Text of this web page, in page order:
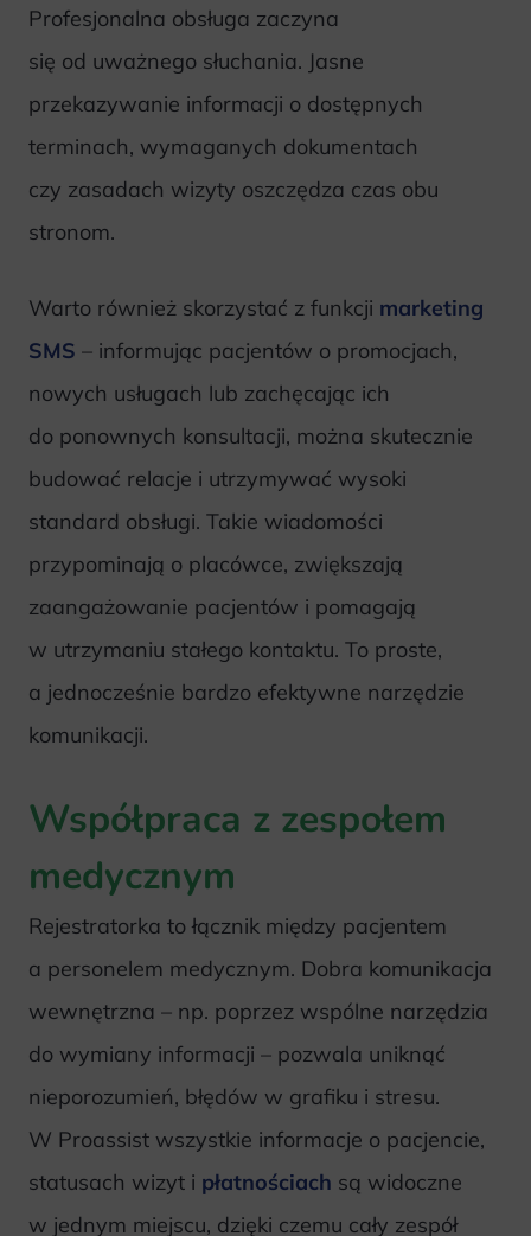
Profesjonalna obsługa zaczyna
się od uważnego słuchania. Jasne
przekazywanie informacji o dostępnych
terminach, wymaganych dokumentach
czy zasadach wizyty oszczędza czas obu
stronom.
Warto również skorzystać z funkcji marketing
SMS – informując pacjentów o promocjach,
nowych usługach lub zachęcając ich
do ponownych konsultacji, można skutecznie
budować relacje i utrzymywać wysoki
standard obsługi. Takie wiadomości
przypominają o placówce, zwiększają
zaangażowanie pacjentów i pomagają
w utrzymaniu stałego kontaktu. To proste,
a jednocześnie bardzo efektywne narzędzie
komunikacji.
Współpraca z zespołem
medycznym
Rejestratorka to łącznik między pacjentem
a personelem medycznym. Dobra komunikacja
wewnętrzna – np. poprzez wspólne narzędzia
do wymiany informacji – pozwala uniknąć
nieporozumień, błędów w grafiku i stresu.
W Proassist wszystkie informacje o pacjencie,
statusach wizyt i płatnościach są widoczne
w jednym miejscu, dzięki czemu cały zespół